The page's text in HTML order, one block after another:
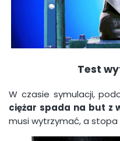
Test
W czasie symulacji,
ciężar spada na but z
musi wytrzymać, a